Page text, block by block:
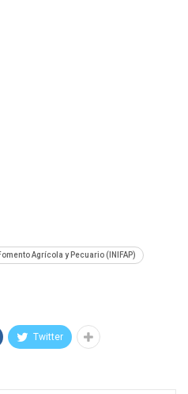
Agrícola y Pecuario (INIFAP)
Twitter